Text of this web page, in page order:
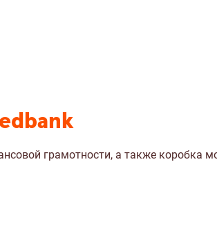
грамотности, а также коробка